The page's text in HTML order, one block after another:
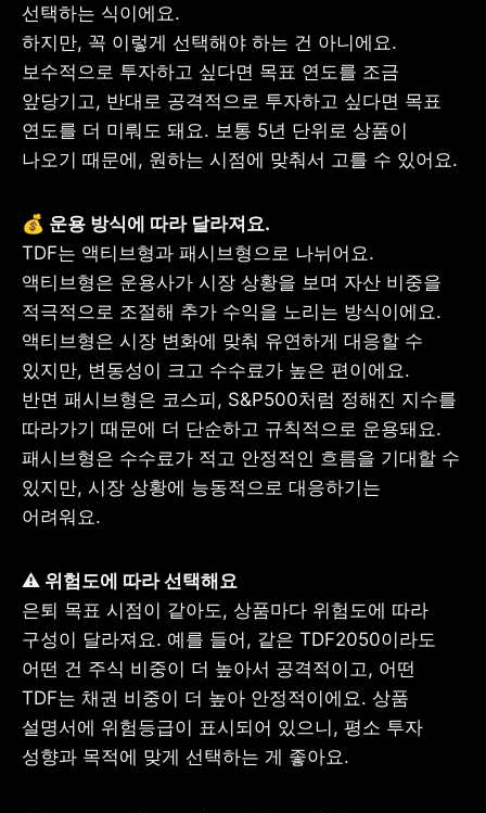
선택하는 식이에요.
하지만, 꼭 이렇게 선택해야 하는 건 아니에요.
보수적으로 투자하고 싶다면 목표 연도를 조금
앞당기고, 반대로 공격적으로 투자하고 싶다면 목표
연도를 더 미뤄도 돼요. 보통 5년 단위로 상품이
나오기 때문에, 원하는 시점에 맞춰서 고를 수 있어요.
TDF는 액티브형과 패시브형으로 나뉘어요.
액티브형은 운용사가 시장 상황을 보며 자산 비중을
적극적으로 조절해 추가 수익을 노리는 방식이에요.
액티브형은 시장 변화에 맞춰 유연하게 대응할 수
있지만, 변동성이 크고 수수료가 높은 편이에요.
반면 패시브형은 코스피, S&P500처럼 정해진 지수를
따라가기 때문에 더 단순하고 규칙적으로 운용돼요.
패시브형은 수수료가 적고 안정적인 흐름을 기대할 수
있지만, 시장 상황에 능동적으로 대응하기는
어려워요.
은퇴 목표 시점이 같아도, 상품마다 위험도에 따라
구성이 달라져요. 예를 들어, 같은 TDF2050이라도
어떤 건 주식 비중이 더 높아서 공격적이고, 어떤
TDF는 채권 비중이 더 높아 안정적이에요. 상품
설명서에 위험등급이 표시되어 있으니, 평소 투자
성향과 목적에 맞게 선택하는 게 좋아요.